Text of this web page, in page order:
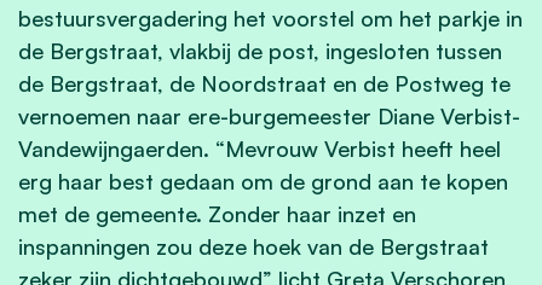
bestuursvergadering het voorstel om het parkje in
de Bergstraat, vlakbij de post, ingesloten tussen
de Bergstraat, de Noordstraat en de Postweg te
vernoemen naar ere-burgemeester Diane Verbist-
Vandewijngaerden. “Mevrouw Verbist heeft heel
erg haar best gedaan om de grond aan te kopen
met de gemeente. Zonder haar inzet en
inspanningen zou deze hoek van de Bergstraat
zeker zijn dichtgebouwd” licht Greta Verschoren